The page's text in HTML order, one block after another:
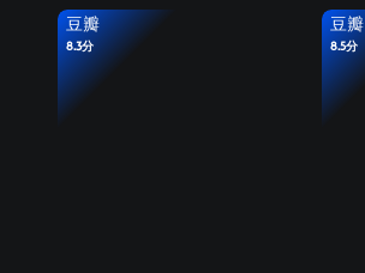
豆瓣
8.3分
豆瓣
8.5分